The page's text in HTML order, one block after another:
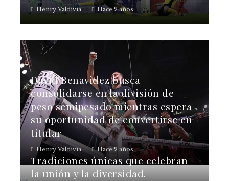
Henry Valdivia Hace 2 años
David Benavidez busca
consolidarse en la división de
peso semipesado mientras espera
su oportunidad de convertirse en
titular
Henry Valdivia Hace 2 años
Tradiciones únicas que celebran
la unión y la diversidad.